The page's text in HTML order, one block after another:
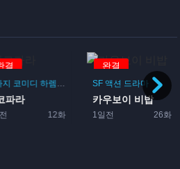
로맨스
SF 액션 드라마
카우보이 비밥
코미디 일상 학원
여자 고등학생